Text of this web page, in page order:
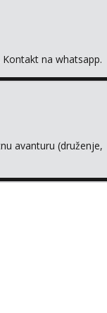
na whatsapp.
avanturu (druženje,